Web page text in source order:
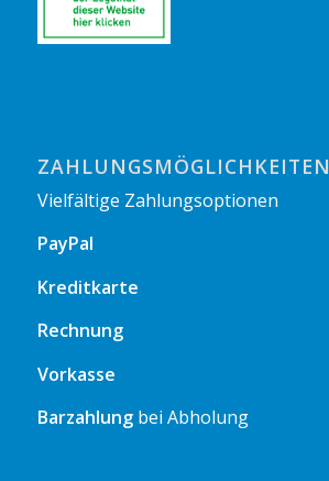
ZAHLUNGSMÖGLICHKEITEN
Vielfältige Zahlungsoptionen
PayPal
Kreditkarte
Rechnung
Vorkasse
Barzahlungbei Abholung